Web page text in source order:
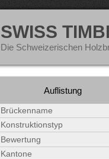
SWISS
Die Schweizerischen
Auflistung
Brückenname
Konstruktionstyp
Bewertung
Kantone